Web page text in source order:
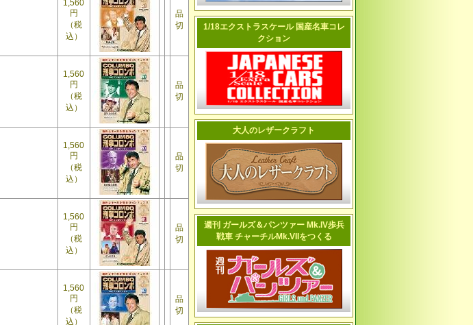
1,560
円
（税
込）
品
切
1,560
円
（税
込）
品
切
1,560
円
（税
込）
品
切
1,560
円
（税
込）
品
切
1,560
円
（税
込）
品
切
1/18エクストラスケール 国産名車コレ
クション
大人のレザークラフト
週刊 ガールズ＆パンツァー Mk.IV歩兵
戦車 チャーチルMk.VIIをつくる